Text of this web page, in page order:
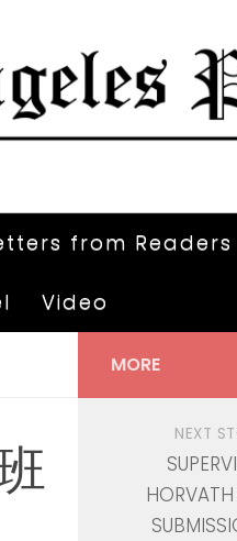
from Readers
Video
MORE
NEXT
HORVATH